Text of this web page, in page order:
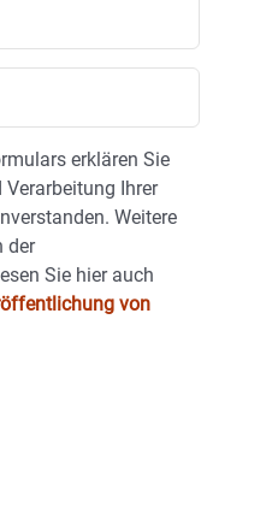
erklären Sie
Ihrer
Weitere
der
Sie hier auch
von